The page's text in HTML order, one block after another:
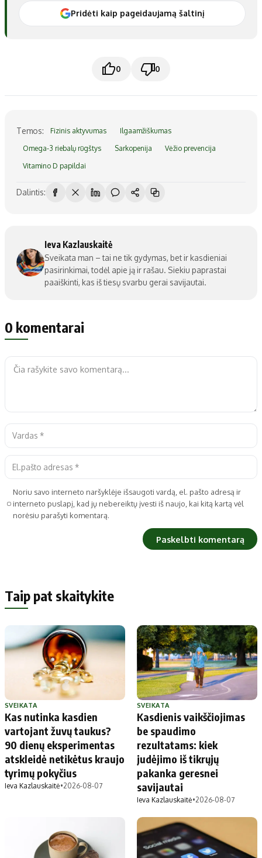
Pridėti kaip pageidaujamą šaltinį
0 0
Temos: Fizinis aktyvumas Ilgaamžiškumas
Omega-3 riebalų rūgštys Sarkopenija Vėžio prevencija
Vitamino D papildai
Dalintis:
Ieva Kazlauskaitė
Sveikata man – tai ne tik gydymas, bet ir kasdieniai
pasirinkimai, todėl apie ją ir rašau. Siekiu paprastai
paaiškinti, kas iš tiesų svarbu gerai savijautai.
0 komentarai
Noriu savo interneto naršyklėje išsaugoti vardą, el. pašto adresą ir
interneto puslapį, kad jų nebereiktų įvesti iš naujo, kai kitą kartą vėl
norėsiu parašyti komentarą.
Taip pat skaitykite
SVEIKATA
Kas nutinka kasdien
vartojant žuvų taukus?
90 dienų eksperimentas
atskleidė netikėtus kraujo
tyrimų pokyčius
Ieva Kazlauskaitė•2026-08-07
SVEIKATA
Kasdienis vaikščiojimas
be spaudimo
rezultatams: kiek
judėjimo iš tikrųjų
pakanka geresnei
savijautai
Ieva Kazlauskaitė•2026-08-07